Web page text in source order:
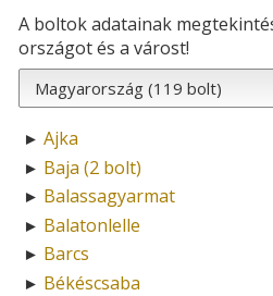
A boltok adatainak
országot és a várost!
► Ajka
► Baja (2 bolt)
► Balassagyarmat
► Balatonlelle
► Barcs
► Békéscsaba